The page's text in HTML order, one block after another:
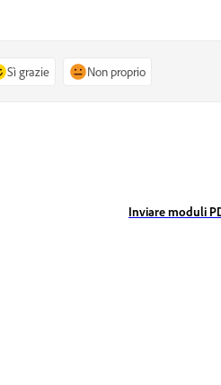
Sì grazie Non proprio
Inviare moduli